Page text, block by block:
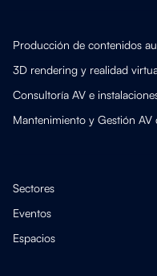
Producción de contenidos
3D rendering y realidad
Consultoría AV e
Mantenimiento y Gestión AV
Sectores
Eventos
Espacios